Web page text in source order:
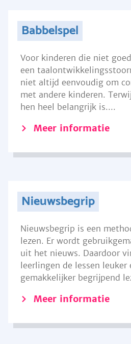
Babbelspel
Voor kinderen die niet
een
niet altijd eenvoudig om
met andere kinderen.
hen heel belangrijk is....
Meer informatie
Nieuwsbegrip
Nieuwsbegrip is een
lezen. Er wordt
uit het nieuws. Daardoor
leerlingen de lessen leuker
gemakkelijker begrijpend
Meer informatie